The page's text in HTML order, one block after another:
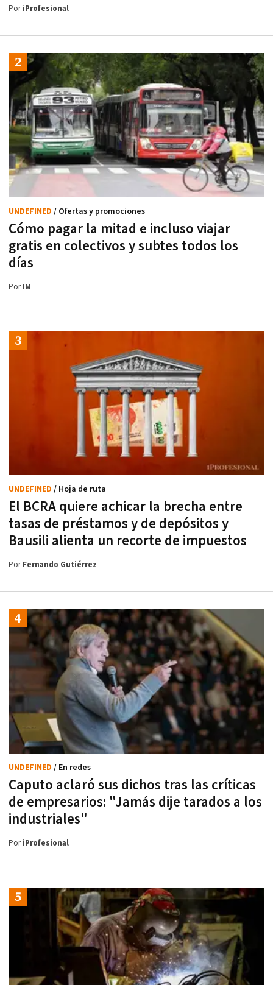
PoriProfesional
Cómo pagar la mitad e incluso viajar
gratis en colectivos y subtes todos los
días
UNDEFINED / Ofertas y promociones
PorIM
El BCRA quiere achicar la brecha entre
tasas de préstamos y de depósitos y
Bausili alienta un recorte de impuestos
UNDEFINED / Hoja de ruta
PorFernando Gutiérrez
Caputo aclaró sus dichos tras las críticas
de empresarios: "Jamás dije tarados a los
industriales"
UNDEFINED / En redes
PoriProfesional